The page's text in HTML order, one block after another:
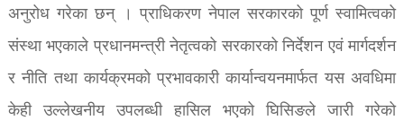
अनुरोध गरेका छन् । प्राधिकरण नेपाल सरकारको पूर्ण स्वामित्वको
संस्था भएकाले प्रधानमन्त्री नेतृत्वको सरकारको निर्देशन एवं मार्गदर्शन
र नीति तथा कार्यक्रमको प्रभावकारी कार्यान्वयनमार्फत यस अवधिमा
केही उल्लेखनीय उपलब्धी हासिल भएको घिसिङले जारी गरेको